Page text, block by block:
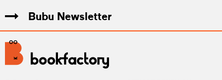
Bubu Newsletter